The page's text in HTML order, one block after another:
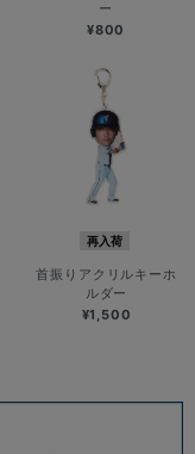
ー
¥800
再入荷
首振りアクリルキーホ
ルダー
¥1,500